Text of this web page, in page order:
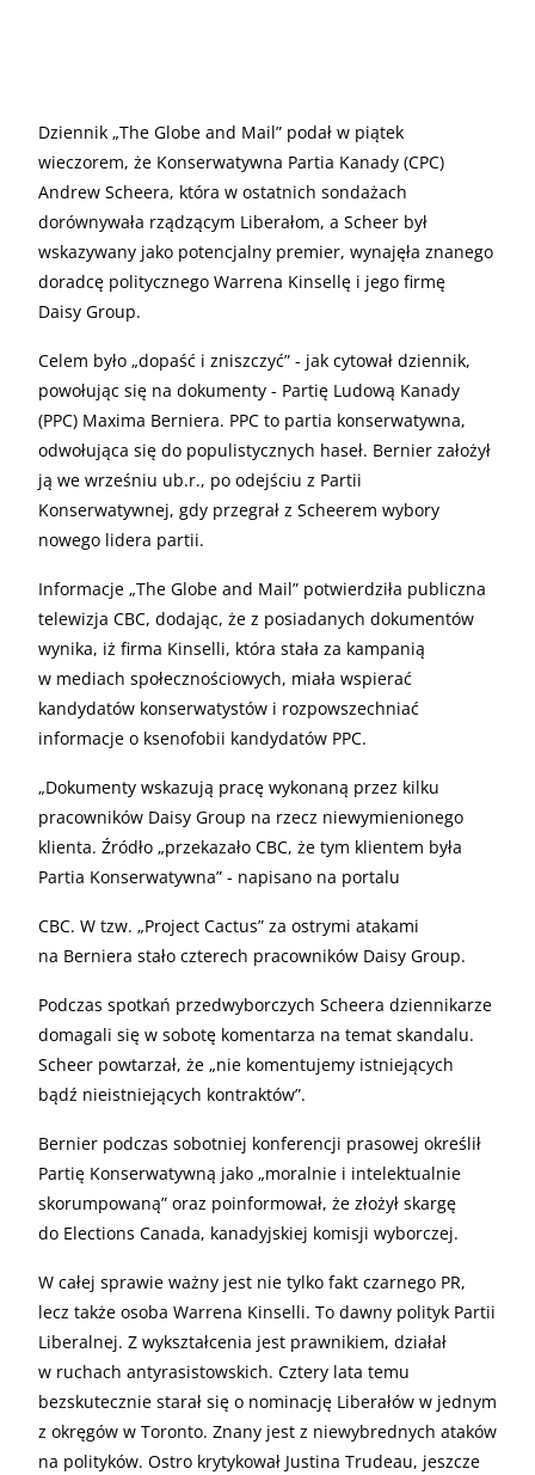
Dziennik „The Globe and Mail” podał w piątek
wieczorem, że Konserwatywna Partia Kanady (CPC)
Andrew Scheera, która w ostatnich sondażach
dorównywała rządzącym Liberałom, a Scheer był
wskazywany jako potencjalny premier, wynajęła znanego
doradcę politycznego Warrena Kinsellę i jego firmę
Daisy Group.
Celem było „dopaść i zniszczyć” - jak cytował dziennik,
powołując się na dokumenty - Partię Ludową Kanady
(PPC) Maxima Berniera. PPC to partia konserwatywna,
odwołująca się do populistycznych haseł. Bernier założył
ją we wrześniu ub.r., po odejściu z Partii
Konserwatywnej, gdy przegrał z Scheerem wybory
nowego lidera partii.
Informacje „The Globe and Mail” potwierdziła publiczna
telewizja CBC, dodając, że z posiadanych dokumentów
wynika, iż firma Kinselli, która stała za kampanią
w mediach społecznościowych, miała wspierać
kandydatów konserwatystów i rozpowszechniać
informacje o ksenofobii kandydatów PPC.
„Dokumenty wskazują pracę wykonaną przez kilku
pracowników Daisy Group na rzecz niewymienionego
klienta. Źródło „przekazało CBC, że tym klientem była
Partia Konserwatywna” - napisano na portalu
CBC. W tzw. „Project Cactus” za ostrymi atakami
na Berniera stało czterech pracowników Daisy Group.
Podczas spotkań przedwyborczych Scheera dziennikarze
domagali się w sobotę komentarza na temat skandalu.
Scheer powtarzał, że „nie komentujemy istniejących
bądź nieistniejących kontraktów”.
Bernier podczas sobotniej konferencji prasowej określił
Partię Konserwatywną jako „moralnie i intelektualnie
skorumpowaną” oraz poinformował, że złożył skargę
do Elections Canada, kanadyjskiej komisji wyborczej.
W całej sprawie ważny jest nie tylko fakt czarnego PR,
lecz także osoba Warrena Kinselli. To dawny polityk Partii
Liberalnej. Z wykształcenia jest prawnikiem, działał
w ruchach antyrasistowskich. Cztery lata temu
bezskutecznie starał się o nominację Liberałów w jednym
z okręgów w Toronto. Znany jest z niewybrednych ataków
na polityków. Ostro krytykował Justina Trudeau, jeszcze